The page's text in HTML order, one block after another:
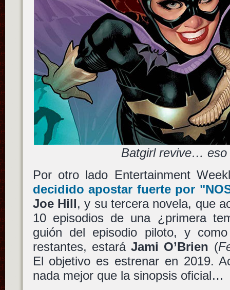
Batgirl revive… eso
Por otro lado Entertainment
decidido apostar fuerte por
Joe Hill, y su tercera novela, que
10 episodios de una ¿primera
guión del episodio piloto, y
restantes, estaráJami O’Brien (
El objetivo es estrenar en 2019.
nada mejor que la sinopsis oficial…